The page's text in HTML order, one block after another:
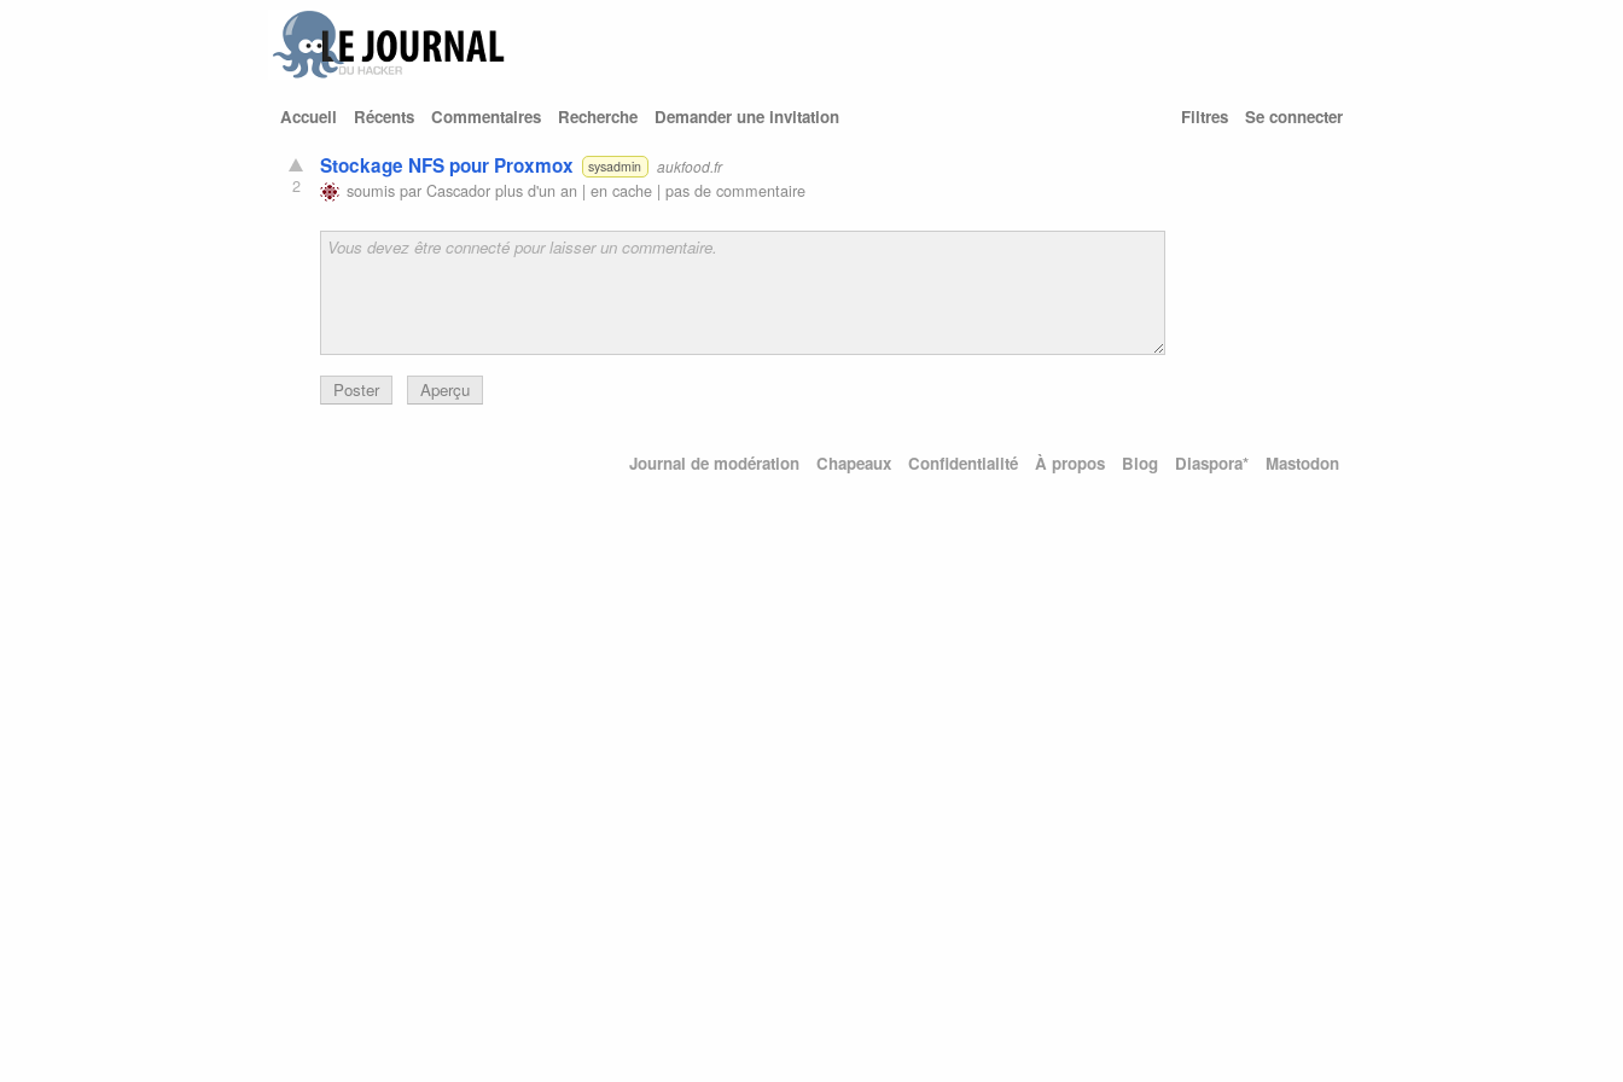
Accueil Récents Commentaires Recherche Demander une invitation Filtres Se connecter
2
Stockage NFS pour Proxmox sysadmin aukfood.fr
soumis parCascador plus d'un an |en cache |pas de commentaire
Poster Aperçu
Journal de modération Chapeaux Confidentialité À propos Blog Diaspora* Mastodon